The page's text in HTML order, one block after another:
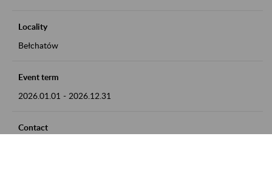
Locality
Bełchatów
Event term
2026.01.01 - 2026.12.31
Contact